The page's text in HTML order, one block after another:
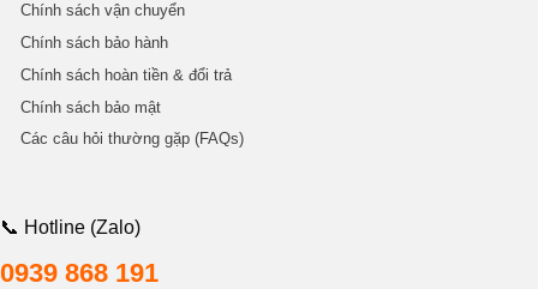
Chính sách vận chuyển
Chính sách bảo hành
Chính sách hoàn tiền & đổi trả
Chính sách bảo mật
Các câu hỏi thường gặp (FAQs)
📞 Hotline (Zalo)
0939 868 191